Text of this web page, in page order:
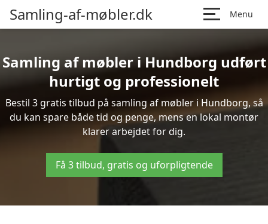
Samling-af-møbler.dk Menu
Samling af møbler i Hundborg udført
hurtigt og professionelt
Bestil 3 gratis tilbud på samling af møbler i Hundborg, så
du kan spare både tid og penge, mens en lokal montør
klarer arbejdet for dig.
Få 3 tilbud, gratis og uforpligtende